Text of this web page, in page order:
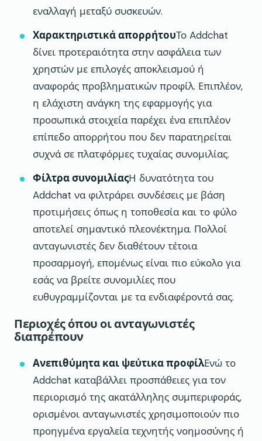
εναλλαγή μεταξύ συσκευών.
Χαρακτηριστικά απορρήτουΤο Addchat
δίνει προτεραιότητα στην ασφάλεια των
χρηστών με επιλογές αποκλεισμού ή
αναφοράς προβληματικών προφίλ. Επιπλέον,
η ελάχιστη ανάγκη της εφαρμογής για
προσωπικά στοιχεία παρέχει ένα επιπλέον
επίπεδο απορρήτου που δεν παρατηρείται
συχνά σε πλατφόρμες τυχαίας συνομιλίας.
Φίλτρα συνομιλίαςΗ δυνατότητα του
Addchat να φιλτράρει συνδέσεις με βάση
προτιμήσεις όπως η τοποθεσία και το φύλο
αποτελεί σημαντικό πλεονέκτημα. Πολλοί
ανταγωνιστές δεν διαθέτουν τέτοια
προσαρμογή, επομένως είναι πιο εύκολο για
εσάς να βρείτε συνομιλίες που
ευθυγραμμίζονται με τα ενδιαφέροντά σας.
Περιοχές όπου οι ανταγωνιστές
διαπρέπουν
Ανεπιθύμητα και ψεύτικα προφίλΕνώ το
Addchat καταβάλλει προσπάθειες για τον
περιορισμό της ακατάλληλης συμπεριφοράς,
ορισμένοι ανταγωνιστές χρησιμοποιούν πιο
προηγμένα εργαλεία τεχνητής νοημοσύνης ή